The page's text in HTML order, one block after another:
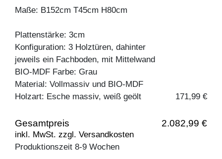
Maße: B152cm T45cm H80cm
Plattenstärke: 3cm
Konfiguration: 3 Holztüren, dahinter
jeweils ein Fachboden, mit Mittelwand
BIO-MDF Farbe: Grau
Material: Vollmassiv und BIO-MDF
Holzart: Esche massiv, weiß geölt
171,99 €
Gesamtpreis 2.082,99 €
inkl. MwSt. zzgl. Versandkosten
Produktionszeit 8-9 Wochen